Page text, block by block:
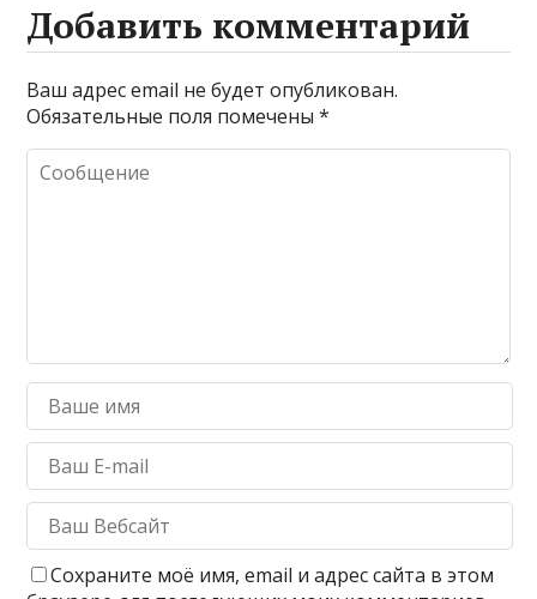
Добавить комментарий
Ваш адрес email не будет опубликован.
Обязательные поля помечены*
Сохраните моё имя, email и адрес сайта в этом